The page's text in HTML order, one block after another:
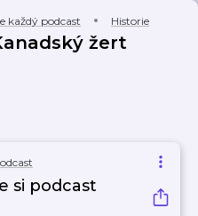
každý podcast Historie
žert
si podcast